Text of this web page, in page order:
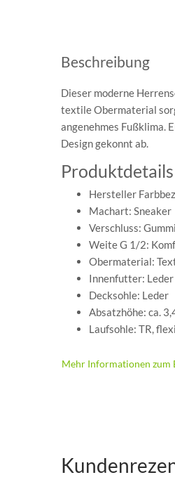
Beschreibung
Dieser moderne
textile Obermaterial
angenehmes Fußklima.
Design gekonnt ab.
Hersteller
Machart: Sneaker
Verschluss:
Weite G 1/2:
Obermaterial:
Innenfutter:
Decksohle: Leder
Absatzhöhe: ca.
Laufsohle: TR,
Mehr Informationen zum